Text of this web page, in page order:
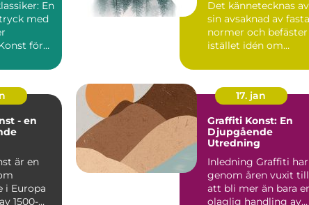
En
med
för
av 1900-talet som en
motreaktion mot
modernismens
stränga regler och
Det kännetecknas av
sin avsaknad av fasta
normer och befäster
istället idén om
s...
- en
är en
i Europa
1500-
17. jan
Graffiti Konst: En
Djupgående
Utredning
Inledning Graffiti har
genom åren vuxit till
att bli mer än bara
olaglig handling av